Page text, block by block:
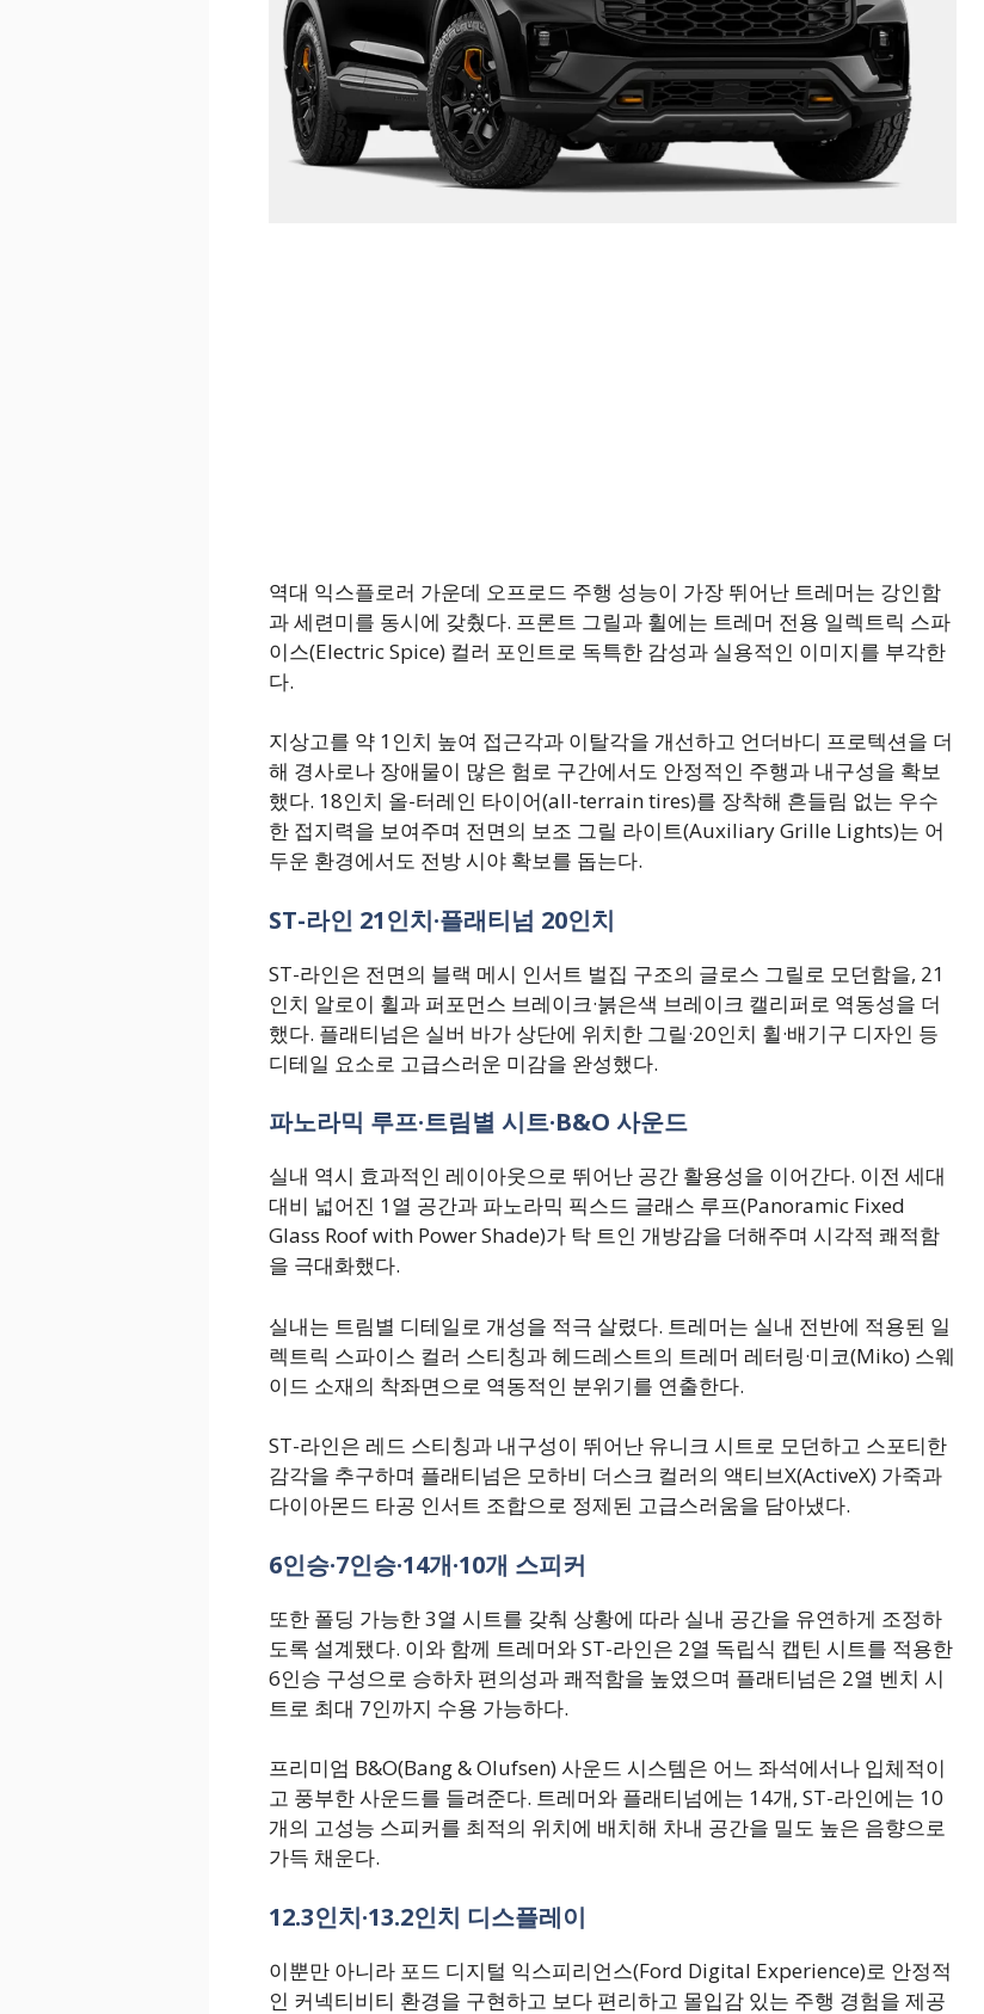
역대 익스플로러 가운데 오프로드 주행 성능이 가장 뛰어난 트레머는 강인함
과 세련미를 동시에 갖췄다. 프론트 그릴과 휠에는 트레머 전용 일렉트릭 스파
이스(Electric Spice) 컬러 포인트로 독특한 감성과 실용적인 이미지를 부각한
다.
지상고를 약 1인치 높여 접근각과 이탈각을 개선하고 언더바디 프로텍션을 더
해 경사로나 장애물이 많은 험로 구간에서도 안정적인 주행과 내구성을 확보
했다. 18인치 올-터레인 타이어(all-terrain tires)를 장착해 흔들림 없는 우수
한 접지력을 보여주며 전면의 보조 그릴 라이트(Auxiliary Grille Lights)는 어
두운 환경에서도 전방 시야 확보를 돕는다.
ST-라인 21인치·플래티넘 20인치
ST-라인은 전면의 블랙 메시 인서트 벌집 구조의 글로스 그릴로 모던함을, 21
인치 알로이 휠과 퍼포먼스 브레이크·붉은색 브레이크 캘리퍼로 역동성을 더
했다. 플래티넘은 실버 바가 상단에 위치한 그릴·20인치 휠·배기구 디자인 등
디테일 요소로 고급스러운 미감을 완성했다.
파노라믹 루프·트림별 시트·B&O 사운드
실내 역시 효과적인 레이아웃으로 뛰어난 공간 활용성을 이어간다. 이전 세대
대비 넓어진 1열 공간과 파노라믹 픽스드 글래스 루프(Panoramic Fixed
Glass Roof with Power Shade)가 탁 트인 개방감을 더해주며 시각적 쾌적함
을 극대화했다.
실내는 트림별 디테일로 개성을 적극 살렸다. 트레머는 실내 전반에 적용된 일
렉트릭 스파이스 컬러 스티칭과 헤드레스트의 트레머 레터링·미코(Miko) 스웨
이드 소재의 착좌면으로 역동적인 분위기를 연출한다.
ST-라인은 레드 스티칭과 내구성이 뛰어난 유니크 시트로 모던하고 스포티한
감각을 추구하며 플래티넘은 모하비 더스크 컬러의 액티브X(ActiveX) 가죽과
다이아몬드 타공 인서트 조합으로 정제된 고급스러움을 담아냈다.
6인승·7인승·14개·10개 스피커
또한 폴딩 가능한 3열 시트를 갖춰 상황에 따라 실내 공간을 유연하게 조정하
도록 설계됐다. 이와 함께 트레머와 ST-라인은 2열 독립식 캡틴 시트를 적용한
6인승 구성으로 승하차 편의성과 쾌적함을 높였으며 플래티넘은 2열 벤치 시
트로 최대 7인까지 수용 가능하다.
프리미엄 B&O(Bang & Olufsen) 사운드 시스템은 어느 좌석에서나 입체적이
고 풍부한 사운드를 들려준다. 트레머와 플래티넘에는 14개, ST-라인에는 10
개의 고성능 스피커를 최적의 위치에 배치해 차내 공간을 밀도 높은 음향으로
가득 채운다.
12.3인치·13.2인치 디스플레이
이뿐만 아니라 포드 디지털 익스피리언스(Ford Digital Experience)로 안정적
인 커넥티비티 환경을 구현하고 보다 편리하고 몰입감 있는 주행 경험을 제공